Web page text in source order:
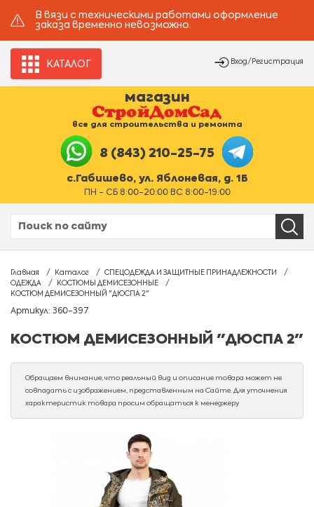
В вязи с техническими работами оформление
заказа временно невозможно.
КАТАЛОГ Вход/Регистрация
магазин
все для строительства и ремонта
8 (843) 210-25-75
с.Габишево, ул. Яблоневая, д. 1Б
ПН - СБ 8:00-20:00 ВС 8:00-19:00
Главная Каталог
СПЕЦОДЕЖДА И ЗАЩИТНЫЕ ПРИНАДЛЕЖНОСТИ
ОДЕЖДА
КОСТЮМЫ ДЕМИСЕЗОННЫЕ
КОСТЮМ ДЕМИСЕЗОННЫЙ "ДЮСПА 2"
Артикул: 360-397
КОСТЮМ ДЕМИСЕЗОННЫЙ "ДЮСПА 2"
Обращаем внимание, что реальный вид и описание товара может не
совпадать с изображением, представленным на Сайте. Для уточнения
характеристик товара просим обращаться к менеджеру